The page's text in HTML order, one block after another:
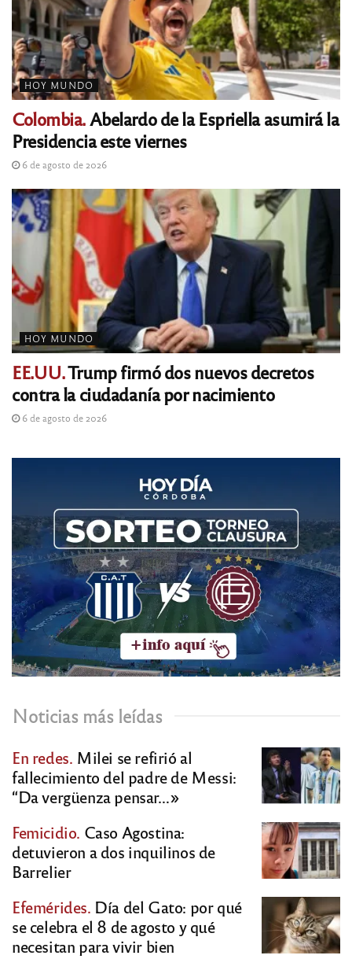
HOY MUNDO
Colombia.Abelardo de la Espriella asumirá la
Presidencia este viernes
6 de agosto de 2026
HOY MUNDO
EE.UU.Trump firmó dos nuevos decretos
contra la ciudadanía por nacimiento
6 de agosto de 2026
Noticias más leídas
En redes. Milei se refirió al
fallecimiento del padre de Messi:
“Da vergüenza pensar…»
Femicidio. Caso Agostina:
detuvieron a dos inquilinos de
Barrelier
Efemérides. Día del Gato: por qué
se celebra el 8 de agosto y qué
necesitan para vivir bien